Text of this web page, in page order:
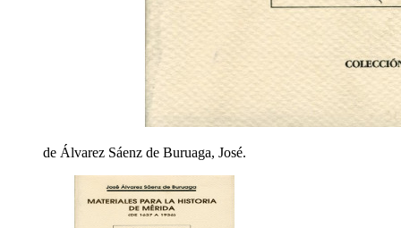
de Álvarez Sáenz de Buruaga, José.